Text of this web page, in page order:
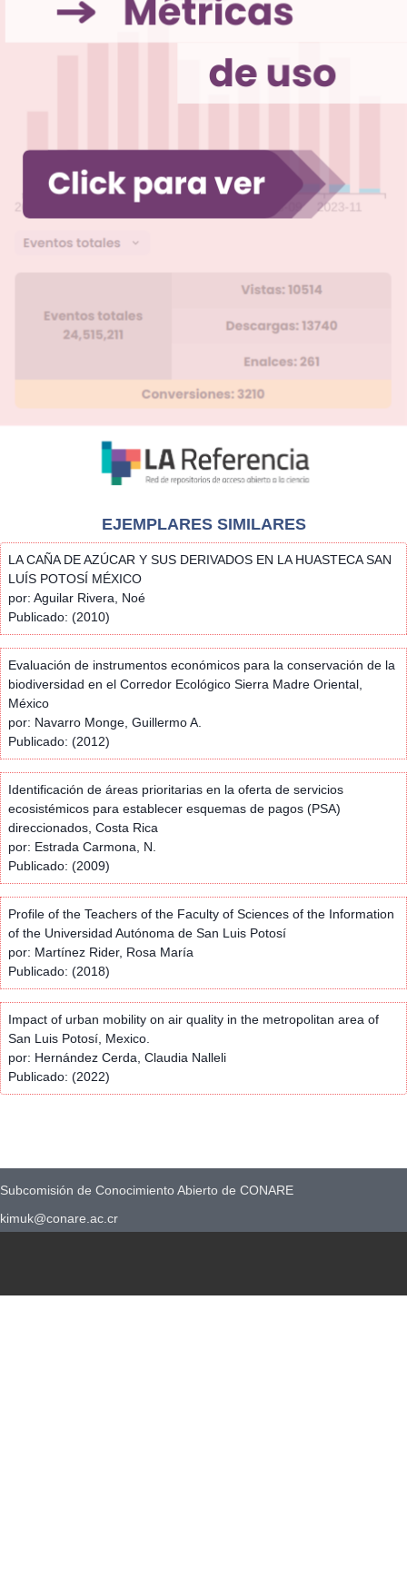
EJEMPLARES SIMILARES
LA CAÑA DE AZÚCAR Y SUS DERIVADOS EN LA HUASTECA SAN
LUÍS POTOSÍ MÉXICO
por: Aguilar Rivera, Noé
Publicado: (2010)
Evaluación de instrumentos económicos para la conservación de la
biodiversidad en el Corredor Ecológico Sierra Madre Oriental,
México
por: Navarro Monge, Guillermo A.
Publicado: (2012)
Identificación de áreas prioritarias en la oferta de servicios
ecosistémicos para establecer esquemas de pagos (PSA)
direccionados, Costa Rica
por: Estrada Carmona, N.
Publicado: (2009)
Profile of the Teachers of the Faculty of Sciences of the Information
of the Universidad Autónoma de San Luis Potosí
por: Martínez Rider, Rosa María
Publicado: (2018)
Impact of urban mobility on air quality in the metropolitan area of
San Luis Potosí, Mexico.
por: Hernández Cerda, Claudia Nalleli
Publicado: (2022)
Subcomisión de Conocimiento Abierto de CONARE
kimuk@conare.ac.cr